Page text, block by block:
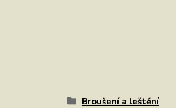
Broušení a leštění